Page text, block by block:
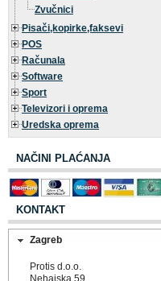
Zvučnici
Pisači,kopirke,faksevi
POS
Računala
Software
Sport
Televizori i oprema
Uredska oprema
NAČINI PLAĆANJA
KONTAKT
Zagreb
Protis d.o.o.
Nehajska 59